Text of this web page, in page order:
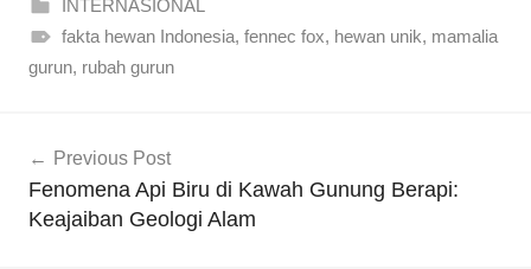
INTERNASIONAL
fakta hewan Indonesia, fennec fox, hewan unik, mamalia
gurun, rubah gurun
pos
Previous Post
Fenomena Api Biru di Kawah Gunung Berapi:
Keajaiban Geologi Alam